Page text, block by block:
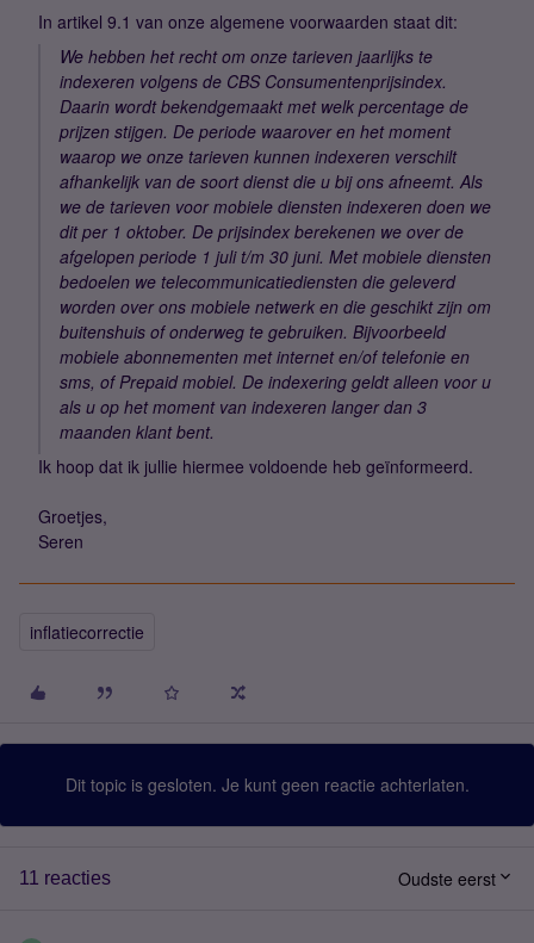
In artikel 9.1 van onze algemene voorwaarden staat dit:
We hebben het recht om onze tarieven jaarlijks te
indexeren volgens de CBS Consumentenprijsindex.
Daarin wordt bekendgemaakt met welk percentage de
prijzen stijgen. De periode waarover en het moment
waarop we onze tarieven kunnen indexeren verschilt
afhankelijk van de soort dienst die u bij ons afneemt. Als
we de tarieven voor mobiele diensten indexeren doen we
dit per 1 oktober. De prijsindex berekenen we over de
afgelopen periode 1 juli t/m 30 juni. Met mobiele diensten
bedoelen we telecommunicatiediensten die geleverd
worden over ons mobiele netwerk en die geschikt zijn om
buitenshuis of onderweg te gebruiken. Bijvoorbeeld
mobiele abonnementen met internet en/of telefonie en
sms, of Prepaid mobiel. De indexering geldt alleen voor u
als u op het moment van indexeren langer dan 3
maanden klant bent.
Ik hoop dat ik jullie hiermee voldoende heb geïnformeerd.
Groetjes,
Seren
inflatiecorrectie
Dit topic is gesloten. Je kunt geen reactie achterlaten.
11 reacties Oudste eerst